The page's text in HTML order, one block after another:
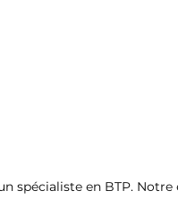
spécialiste en BTP.